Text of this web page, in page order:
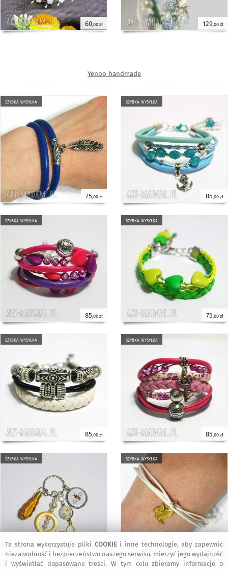
60,00 zł 129,00 zł
Yenoo handmade
szybka wysyłka
75,00 zł
szybka wysyłka
85,00 zł
szybka wysyłka
85 ,00 zł
szybka wysyłka
75 ,00 zł
szybka wysyłka
85,00 zł
szybka wysyłka
85,00 zł
szybka wysyłka
75,00 zł
szybka wysyłka
55,00 zł
Ta strona wykorzystuje pliki COOKIEi inne technologie, aby zapewnić
niezawodność i bezpieczeństwo naszego serwisu, mierzyć jego wydajność
i wyświetlać dopasowane treści. W tym celu zbieramy informacje o